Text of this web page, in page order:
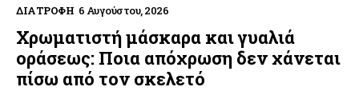
ΔΙΑΤΡΟΦΉ 6 Αυγούστου, 2026
Χρωματιστή μάσκαρα και γυαλιά
οράσεως: Ποια απόχρωση δεν χάνεται
πίσω από τον σκελετό